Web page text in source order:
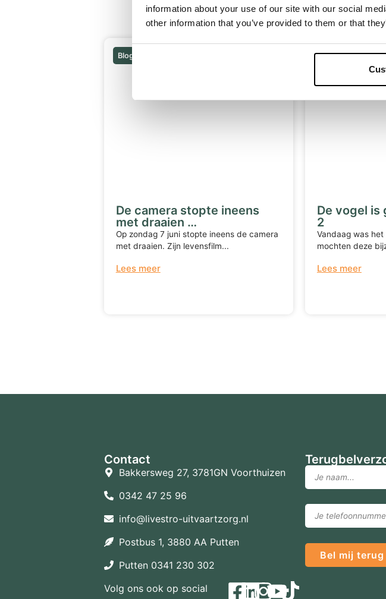
information about your use of our site with our social
other information that you’ve provided to them or that
Gerelateerde berichten
Blogs
De camera stopte ineens
met draaien …
Op zondag 7 juni stopte ineens de camera
met draaien. Zijn levensfilm...
Lees meer
Blogs
De vogel is
2
Vandaag was
mochten deze
Lees meer
Contact
Bakkersweg 27, 3781GN Voorthuizen
0342 47 25 96
info@livestro-uitvaartzorg.nl
Postbus 1, 3880 AA Putten
Putten 0341 230 302
Volg ons ook op social
Bel mij terug